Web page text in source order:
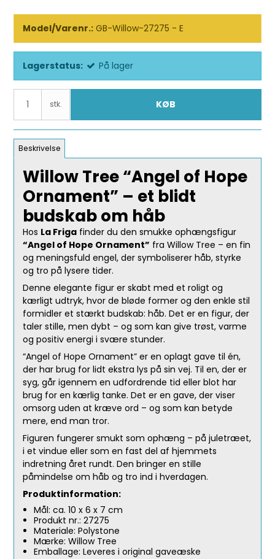
Model/Varenr.: GB-Willow-27275 - E
Lagerstatus: På lager
stk. KØB
Beskrivelse
Willow Tree “Angel of Hope
Ornament” – et blidt
budskab om håb
Hos La Friga finder du den smukke ophængsfigur
“Angel of Hope Ornament” fra Willow Tree – en fin
og meningsfuld engel, der symboliserer håb, styrke
og tro på lysere tider.
Denne elegante figur er skabt med et roligt og
kærligt udtryk, hvor de bløde former og den enkle stil
formidler et stærkt budskab: håb. Det er en figur, der
taler stille, men dybt – og som kan give trøst, varme
og positiv energi i svære stunder.
“Angel of Hope Ornament” er en oplagt gave til én,
der har brug for lidt ekstra lys på sin vej. Til en, der er
syg, går igennem en udfordrende tid eller blot har
brug for en kærlig tanke. Det er en gave, der viser
omsorg uden at kræve ord – og som kan betyde
mere, end man tror.
Figuren fungerer smukt som ophæng – på juletræet,
i et vindue eller som en fast del af hjemmets
indretning året rundt. Den bringer en stille
påmindelse om håb og tro ind i hverdagen.
Produktinformation:
Mål: ca. 10 x 6 x 7 cm
Produkt nr.: 27275
Materiale: Polystone
Mærke: Willow Tree
Emballage: Leveres i original gaveæske